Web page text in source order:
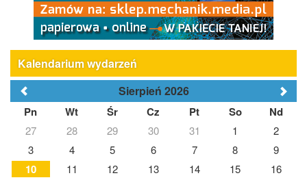
Kalendarium wydarzeń
Sierpień 2026
Pn Wt Śr Cz Pt So Nd
27 28 29 30 31 1
2
3
4 5 6 7 8 9
10 11 12 13 14 15
16